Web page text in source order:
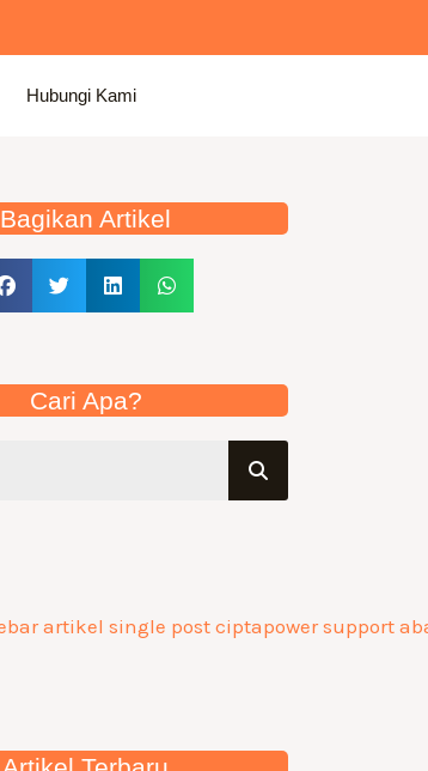
Hubungi Kami
Bagikan Artikel
Cari Apa?